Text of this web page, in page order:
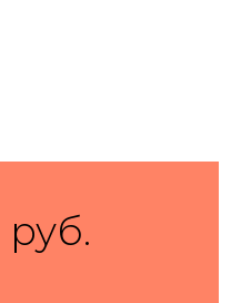
руб.